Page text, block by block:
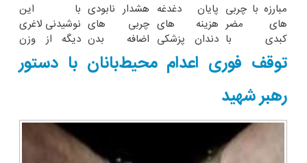
مبارزه با چربی
های مضر
کبدی با
دمنوش گیاهی
پاکسازی
کبد(تخفیف تا
امشب)
پایان دغدغه
هزینه های
دندان پزشکی
با پک سفید
کننده خانگی
هشدار نابودی
چربی های
اضافه بدن
چربیسوزگیاهی(خرید
با این
نوشیدنی لاغری
دیگه از وزن
کردن خودت
نترس
توقف فوری اعدام محیط‌بانان با دستور
رهبر شهید